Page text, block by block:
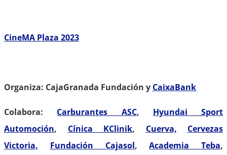
CineMA Plaza 2023
Organiza: CajaGranada Fundación y CaixaBank
Colabora: Carburantes ASC, Hyundai Sport
Automoción, Cínica KClinik, Cuerva,
Cervezas
Victoria,
Fundación Cajasol,Academia Teba,